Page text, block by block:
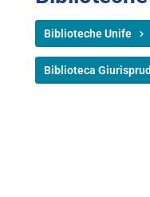
Biblioteche Unife
Biblioteca